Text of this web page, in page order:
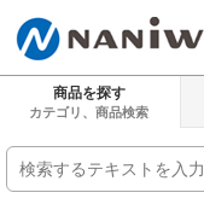
商品を探す
カテゴリ、商品検索